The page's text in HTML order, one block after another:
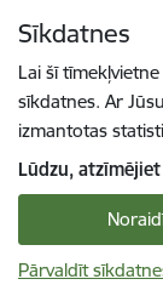
Sīkdatnes
Lai šī
sīkdatnes. Ar
izmantotas
Lūdzu,
Pārvaldīt